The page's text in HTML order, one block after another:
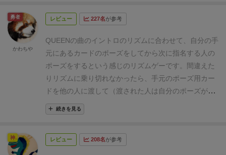
い集中力、それに食らいつきながら自分と他人のポー
に難しく、一瞬の油断が命取りになります。ただ、ゲ
ームが進んでいくと優位に立っているプレイヤーの負
担がどんどん増えていくので、案外場のバランスは取
れていくのが面白いですね。 ただ、得点（失点？）シ
ステムが多少大雑把な所があるのだけが難点かもしれ
ません。失点というよりは特殊効果カードの意味合い
く、パーティーとしてその盛り上がりを楽しむことに
主題が置かれているゲームだとは思うので、些細な点
レビュー 227名が参考
QUEENの曲のイントロのリズムに合わせて、自分の手
元にあるカードのポーズをしてから次に指名する人の
ポーズをするという感じのリズムゲーです。
間違えた
りリズムに乗り切れなかったら、手元のポーズ用カー
ドを他の人に渡して（渡された人は自分のポーズが増
える）新たに引き直したり、ペナルティー用のカード
（全員のポーズ用カードを一つずつずらしたりするな
のカードが無くなったらゲーム終了、そのカードの多
続きを見る
勇者
かわちや
レビュー 208名が参考
神